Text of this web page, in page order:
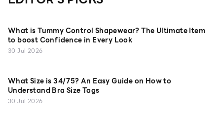
What is Tummy Control Shapewear? The Ultimate Item
to boost Confidence in Every Look
30 Jul 2026
What Size is 34/75? An Easy Guide on How to
Understand Bra Size Tags
30 Jul 2026